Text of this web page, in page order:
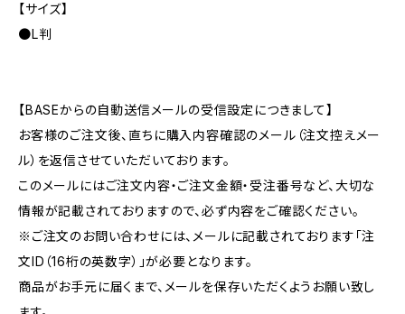
【サイズ】
●L判
【BASEからの自動送信メールの受信設定につきまして】
お客様のご注文後、直ちに購入内容確認のメール（注文控えメー
ル）を返信させていただいております。
このメールにはご注文内容・ご注文金額・受注番号など、大切な
情報が記載されておりますので、必ず内容をご確認ください。
※ご注文のお問い合わせには、メールに記載されております「注
文ID（16桁の英数字）」が必要となります。
商品がお手元に届くまで、メールを保存いただくようお願い致し